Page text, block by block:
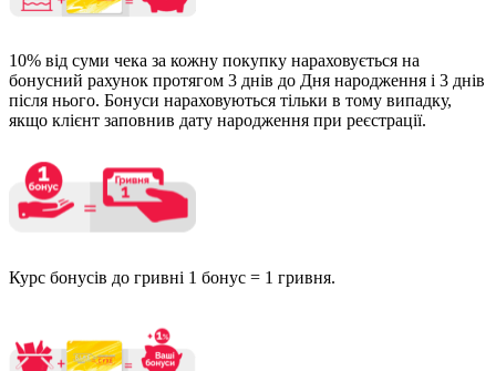
10% від суми чека за кожну покупку нараховується на
бонусний рахунок протягом 3 днів до Дня народження і 3 днів
після нього. Бонуси нараховуються тільки в тому випадку,
якщо клієнт заповнив дату народження при реєстрації.
Курс бонусів до гривні 1 бонус = 1 гривня.